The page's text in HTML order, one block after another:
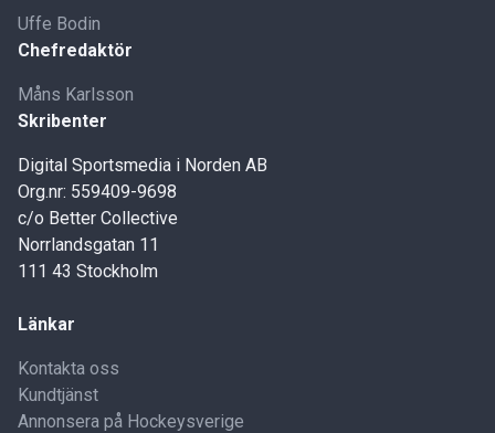
Uffe Bodin
Chefredaktör
Måns Karlsson
Skribenter
Digital Sportsmedia i Norden AB
Org.nr: 559409-9698
c/o Better Collective
Norrlandsgatan 11
111 43 Stockholm
Länkar
Kontakta oss
Kundtjänst
Annonsera på Hockeysverige